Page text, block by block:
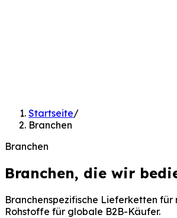
Startseite/
Branchen
Branchen
Branchen, die wir
Branchenspezifische Lieferketten für
Rohstoffe für globale B2B-Käufer.